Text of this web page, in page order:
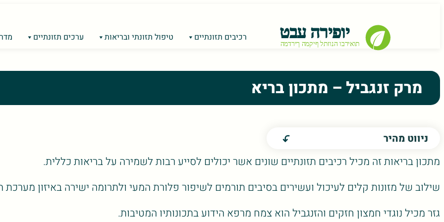
רכיבים תזונתיים טיפול תזונתי ובריאות ערכים תזונתיים
מרק זנגביל – מתכון בריא
ניווט מהיר
מתכון בריאות זה מכיל רכיבים תזונתיים שונים אשר יכולים לסייע רבות לשמירה על בריאות כללית.
שילוב של מזונות קלים לעיכול ועשירים בסיבים תורמים לשיפור פלורת המעי ולתרומה ישירה באיזון מערכת
גזר מכיל נוגדי חמצון חזקים והזנגביל הוא צמח מרפא הידוע בתכונותיו המטיבות.